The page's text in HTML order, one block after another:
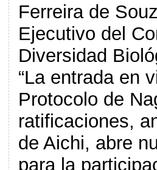
Ferreira de
Ejecutivo del
Diversidad
“La entrada en
Protocolo de
ratificaciones,
de Aichi, abre
para la